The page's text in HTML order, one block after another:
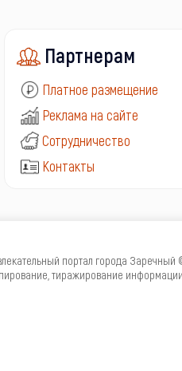
Партнерам
Платное размещение
Реклама на сайте
Сотрудничество
Контакты
портал города
тиражирование